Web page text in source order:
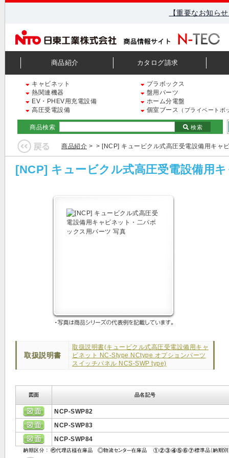
【重要なお知ら
商品紹介 カタログ請求
キャビネット
プラボックス
熱関連機器
盤用パーツ
EV・PHEV用充電設備
ホーム分電盤
高圧受電設備
個室ブース （プライベートボ
商品検索 検索
商品紹介 > > [NCP] キュービクル式高圧受電設備用キャ
[NCP] キュービクル式高圧受電設備用
取扱説明書
取扱説明書(キュービクル式高圧受電設備用キャ
ビネット NC-Stype NCtype オプションパーツ
スイッチパネル NCS-SWP type)
図面 品名記号
NCP-SWP82
NCP-SWP83
NCP-SWP84